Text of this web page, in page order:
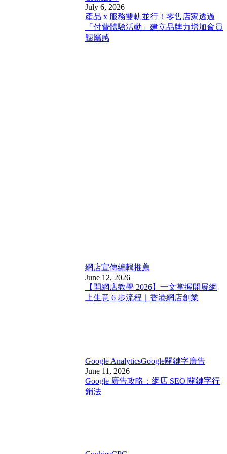
July 6, 2026
產品 x 服務雙軌並行！零售店家透過
「付費體驗活動」建立品牌力增加會員
歸屬感
網店宣傳編輯推薦
June 12, 2026
【開網店教學 2026】一文掌握開展網
上生意 6 步流程｜香港網店創業
Google AnalyticsGoogle關鍵字廣告
June 11, 2026
Google 廣告攻略：網店 SEO 關鍵字行
銷法